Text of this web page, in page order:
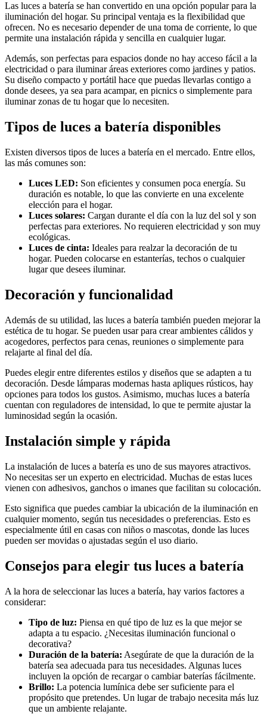
Las luces a batería se han convertido en una opción popular para la
iluminación del hogar. Su principal ventaja es la flexibilidad que
ofrecen. No es necesario depender de una toma de corriente, lo que
permite una instalación rápida y sencilla en cualquier lugar.
Además, son perfectas para espacios donde no hay acceso fácil a la
electricidad o para iluminar áreas exteriores como jardines y patios.
Su diseño compacto y portátil hace que puedas llevarlas contigo a
donde desees, ya sea para acampar, en picnics o simplemente para
iluminar zonas de tu hogar que lo necesiten.
Tipos de luces a batería disponibles
Existen diversos tipos de luces a batería en el mercado. Entre ellos,
las más comunes son:
Luces LED: Son eficientes y consumen poca energía. Su
duración es notable, lo que las convierte en una excelente
elección para el hogar.
Luces solares: Cargan durante el día con la luz del sol y son
perfectas para exteriores. No requieren electricidad y son muy
ecológicas.
Luces de cinta: Ideales para realzar la decoración de tu
hogar. Pueden colocarse en estanterías, techos o cualquier
lugar que desees iluminar.
Decoración y funcionalidad
Además de su utilidad, las luces a batería también pueden mejorar la
estética de tu hogar. Se pueden usar para crear ambientes cálidos y
acogedores, perfectos para cenas, reuniones o simplemente para
relajarte al final del día.
Puedes elegir entre diferentes estilos y diseños que se adapten a tu
decoración. Desde lámparas modernas hasta apliques rústicos, hay
opciones para todos los gustos. Asimismo, muchas luces a batería
cuentan con reguladores de intensidad, lo que te permite ajustar la
luminosidad según la ocasión.
Instalación simple y rápida
La instalación de luces a batería es uno de sus mayores atractivos.
No necesitas ser un experto en electricidad. Muchas de estas luces
vienen con adhesivos, ganchos o imanes que facilitan su colocación.
Esto significa que puedes cambiar la ubicación de la iluminación en
cualquier momento, según tus necesidades o preferencias. Esto es
especialmente útil en casas con niños o mascotas, donde las luces
pueden ser movidas o ajustadas según el uso diario.
Consejos para elegir tus luces a batería
A la hora de seleccionar las luces a batería, hay varios factores a
considerar:
Tipo de luz: Piensa en qué tipo de luz es la que mejor se
adapta a tu espacio. ¿Necesitas iluminación funcional o
decorativa?
Duración de la batería: Asegúrate de que la duración de la
batería sea adecuada para tus necesidades. Algunas luces
incluyen la opción de recargar o cambiar baterías fácilmente.
Brillo: La potencia lumínica debe ser suficiente para el
propósito que pretendes. Un lugar de trabajo necesita más luz
que un ambiente relajante.